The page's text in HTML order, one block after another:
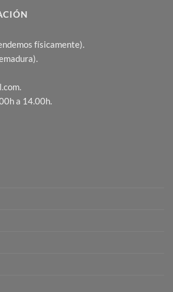
físicamente).
a 14.00h.